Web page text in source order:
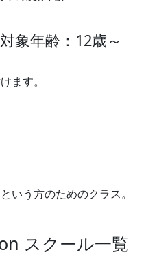
対象年齢：12歳～
ます。
いう方のためのクラス。